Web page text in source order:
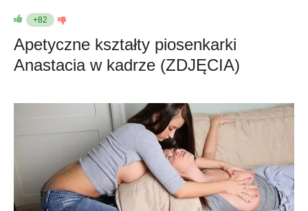
+82
Apetyczne kształty piosenkarki
Anastacia w kadrze (ZDJĘCIA)